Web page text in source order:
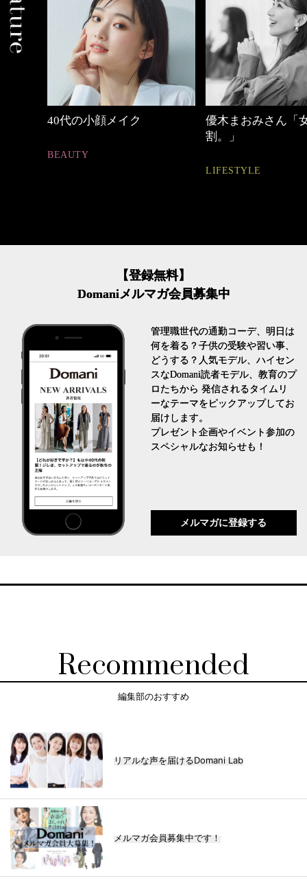
優木まおみさん「女の時間
【ワーママのきれ
ュアル通勤】
FASHION
【登録無料】
Domaniメルマガ会員募集中
管理職世代の通勤コーデ、明日は
何を着る？子供の受験や習い事、
どうする？人気モデル、ハイセン
スなDomani読者モデル、教育のプ
ロたちから 発信されるタイムリ
ーなテーマをピックアップしてお
届けします。
プレゼント企画やイベント参加の
スペシャルなお知らせも！
メルマガに登録する
Recommended
編集部のおすすめ
リアルな声を届けるDomani Lab
メルマガ会員募集中です！